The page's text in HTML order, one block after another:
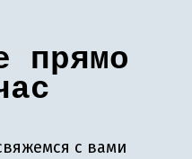
прямо
с вами